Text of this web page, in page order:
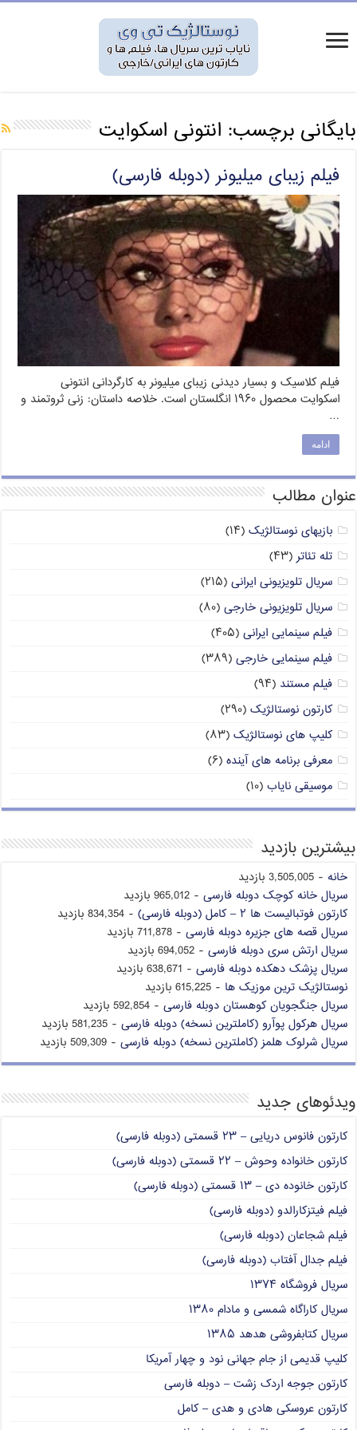
بایگانی برچسب: انتونی اسکوایت
فیلم زیبای میلیونر (دوبله فارسی)
فیلم کلاسیک و بسیار دیدنی زیبای میلیونر به کارگردانی انتونی
اسکوایت محصول ۱۹۶۰ انگلستان است. خلاصه داستان: زنی ثروتمند و
…
ادامه
عنوان مطالب
بازیهای نوستالژیک (۱۴)
تله تئاتر (۴۳)
سریال تلویزیونی ایرانی (۲۱۵)
سریال تلویزیونی خارجی (۸۰)
فیلم سینمایی ایرانی (۴۰۵)
فیلم سینمایی خارجی (۳۸۹)
فیلم مستند (۹۴)
کارتون نوستالژیک (۲۹۰)
کلیپ های نوستالژیک (۸۳)
معرفی برنامه های آینده (۶)
موسیقی نایاب (۱۰)
بیشترین بازدید
خانه - 3,505,005 بازدید
سریال خانه کوچک دوبله فارسی - 965,012 بازدید
کارتون فوتبالیست ها ۲ – کامل (دوبله فارسی)
- 834,354 بازدید
سریال قصه های جزیره دوبله فارسی - 711,878 بازدید
سریال ارتش سری دوبله فارسی - 694,052 بازدید
سریال پزشک دهکده دوبله فارسی - 638,671 بازدید
نوستالژیک ترین موزیک ها - 615,225 بازدید
سریال جنگجویان کوهستان دوبله فارسی - 592,854 بازدید
سریال هرکول پوآرو (کاملترین نسخه) دوبله فارسی - 581,235 بازدید
سریال شرلوک هلمز (کاملترین نسخه) دوبله فارسی - 509,309 بازدید
ویدئوهای جدید
کارتون فانوس دریایی – ۲۳ قسمتی (دوبله فارسی)
کارتون خانواده وحوش – ۲۲ قسمتی (دوبله فارسی)
کارتون خانوده دی – ۱۳ قسمتی (دوبله فارسی)
فیلم فیتزکارالدو (دوبله فارسی)
فیلم شجاعان (دوبله فارسی)
فیلم جدال آفتاب (دوبله فارسی)
سریال فروشگاه ۱۳۷۴
سریال کاراگاه شمسی و مادام ۱۳۸۰
سریال کتابفروشی هدهد ۱۳۸۵
کلیپ قدیمی از جام جهانی نود و چهار آمریکا
کارتون جوجه اردک زشت – دوبله فارسی
کارتون عروسکی هادی و هدی – کامل